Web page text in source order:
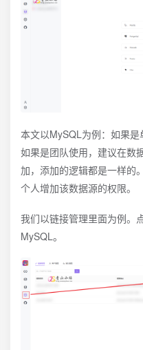
本文以MySQL为例：如果是
如果是团队使用，建议在数
加，添加的逻辑都是一样的
个人增加该数据源的权限。
我们以链接管理里面为例。
MySQL。